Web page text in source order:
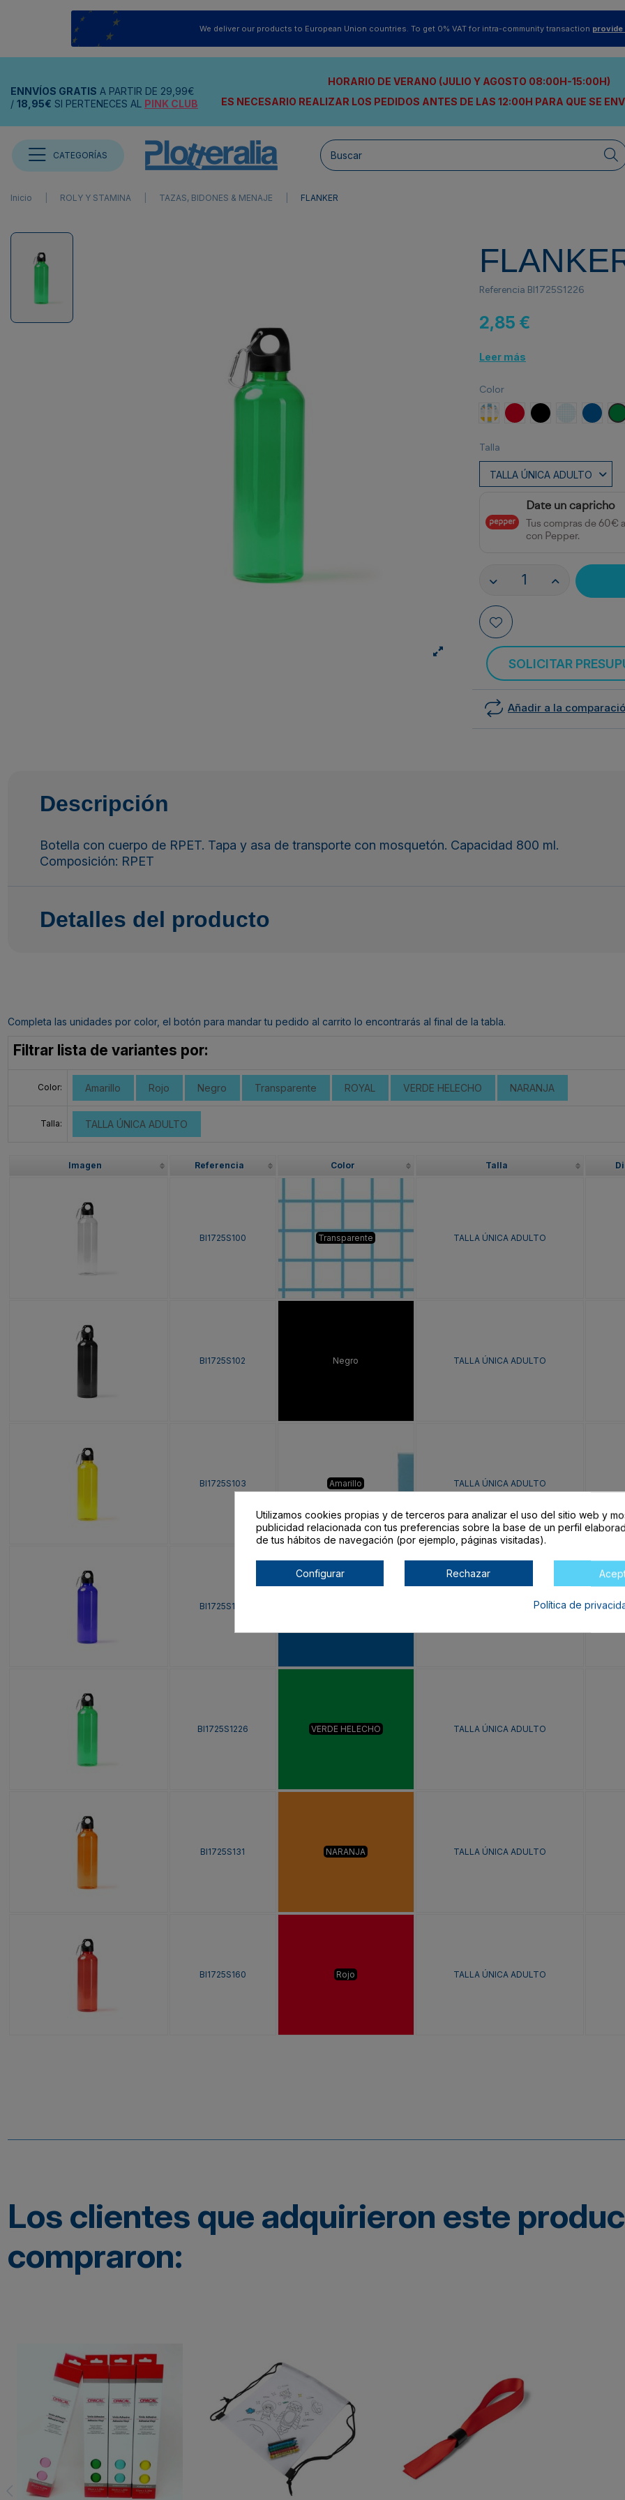
We deliver our products to European Union countries. To get 0% VAT for intra-community transaction provide
ENNVÍOS GRATIS A PARTIR DE 29,99€
/ 18,95€ SI PERTENECES AL PINK CLUB
HORARIO DE VERANO (JULIO Y AGOSTO 08:00H-15:00H)
ES NECESARIO REALIZAR LOS PEDIDOS ANTES DE LAS 12:00H PARA QUE SE
CATEGORÍAS
Inicio ROLY Y STAMINA TAZAS, BIDONES & MENAJE FLANKER
Referencia BI1725S1226
2,85 €
Leer más
Color
AmarilloRojo Negro ROYAL
Talla
Date un capricho
Tus compras de
con Pepper.
SOLICITAR
Añadir a la
Descripción
Botella con cuerpo de RPET. Tapa y asa de transporte con mosquetón. Capacidad 800 ml.
Composición: RPET
Detalles del producto
Completa las unidades por color, el botón para mandar tu pedido al carrito lo encontrarás al final de la tabla.
Filtrar lista de variantes por:
Color: Amarillo Rojo Negro Transparente ROYAL VERDE HELECHO NARANJA
Talla: TALLA ÚNICA ADULTO
Imagen Referencia Color Talla
BI1725S100 Transparente TALLA ÚNICA ADULTO
BI1725S102 Negro TALLA ÚNICA ADULTO
BI1725S103 Amarillo TALLA ÚNICA ADULTO
BI1725S105 TALLA ÚNICA ADULTO
BI1725S1226 VERDE HELECHO TALLA ÚNICA ADULTO
BI1725S131 NARANJA TALLA ÚNICA ADULTO
BI1725S160 Rojo TALLA ÚNICA ADULTO
Los clientes que adquirieron este
compraron:
Utilizamos cookies propias y de terceros para analizar el uso del sitio web y
publicidad relacionada con tus preferencias sobre la base de un perfil
de tus hábitos de navegación (por ejemplo, páginas visitadas).
Configurar Rechazar
Política de